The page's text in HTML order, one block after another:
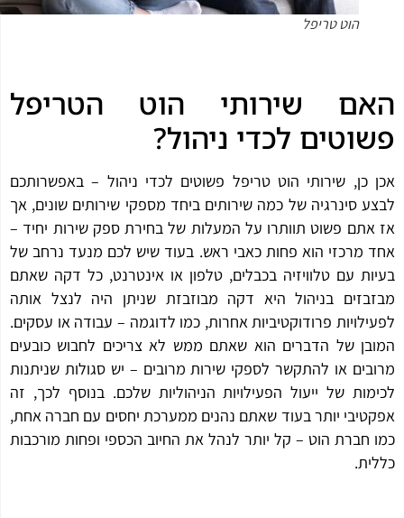
הוט טריפל
שירותי הוט הטריפל
לכדי ניהול?
כן, שירותי הוט טריפל פשוטים לכדי ניהול – באפשרותכם
סינרגיה של כמה שירותים ביחד מספקי שירותים שונים, אך
פשוט תוותרו על המעלות של בחירת ספק שירות יחיד –
מרכזי הוא פחות כאבי ראש. בעוד שיש לכם מנעד נרחב של
עם טלוויזיה בכבלים, טלפון או אינטרנט, כל דקה שאתם
בניהול היא דקה מבוזבזת שניתן היה לנצל אותה
פרודוקטיביות אחרות, כמו לדוגמה – עבודה או עסקים.
של הדברים הוא שאתם ממש לא צריכים לחבוש כובעים
או להתקשר לספקי שירות מרובים – יש סגולות שניתנות
של ייעול הפעילויות הניהוליות שלכם. בנוסף לכך, זה
יותר בעוד שאתם נהנים ממערכת יחסים עם חברה אחת,
חברת הוט – קל יותר לנהל את החיוב הכספי ופחות מורכבות